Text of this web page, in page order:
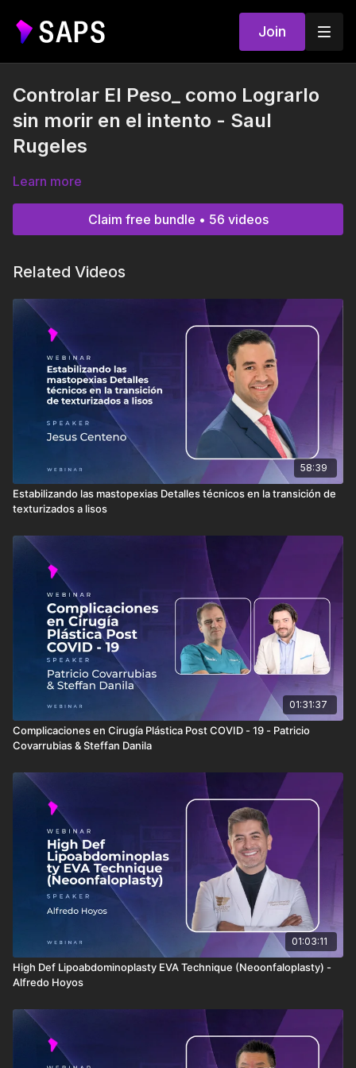
Join
Controlar El Peso_ como Lograrlo
sin morir en el intento - Saul
Rugeles
Learn more
Claim free bundle • 56 videos
Related Videos
58:39
Estabilizando las mastopexias Detalles técnicos en la transición de
texturizados a lisos
01:31:37
Complicaciones en Cirugía Plástica Post COVID - 19 - Patricio
Covarrubias & Steffan Danila
01:03:11
High Def Lipoabdominoplasty EVA Technique (Neoonfaloplasty) -
Alfredo Hoyos